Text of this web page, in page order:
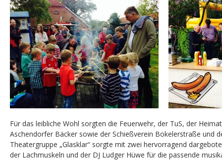
Für das leibliche Wohl sorgten die Feuerwehr, der TuS, der
Aschendorfer Bäcker sowie der Schießverein Bokelerstraße und
Theatergruppe „Glasklar“ sorgte mit zwei hervorragend
der Lachmuskeln und der DJ Ludger Hüwe für die passende